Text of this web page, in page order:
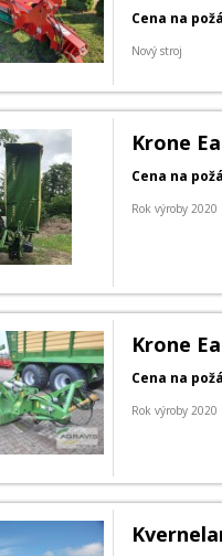
Cena na
Nový stroj
Krone
Cena na
Rok výroby 2020
Krone
Cena na
Rok výroby 2020